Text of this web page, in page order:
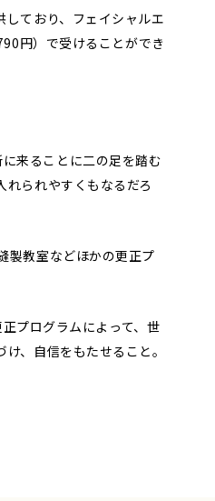
ており、フェイシャルエ
円）で受けることができ
来ることに二の足を踏む
られやすくもなるだろ
製教室などほかの更正プ
プログラムによって、世
、自信をもたせること。